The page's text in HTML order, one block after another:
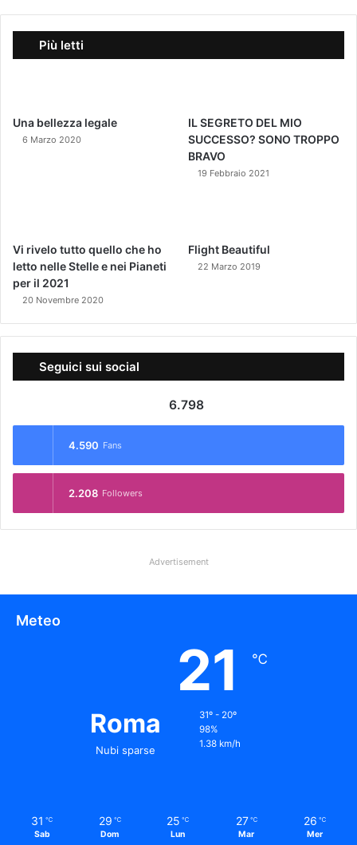
Più letti
Una bellezza legale
6 Marzo 2020
IL SEGRETO DEL MIO
SUCCESSO? SONO TROPPO
BRAVO
19 Febbraio 2021
Vi rivelo tutto quello che ho
letto nelle Stelle e nei Pianeti
per il 2021
20 Novembre 2020
Flight Beautiful
22 Marzo 2019
Seguici sui social
6.798
4.590 Fans
2.208 Followers
Advertisement
Meteo
Roma
Nubi sparse
21 ℃
31º - 20º
98%
1.38 km/h
31 ℃
Sab
29 ℃
Dom
25 ℃
Lun
27 ℃
Mar
26 ℃
Mer